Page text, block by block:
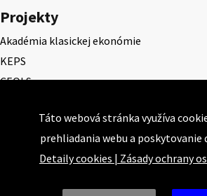
Projekty
Akadémia klasickej ekonómie
KEPS
CEQLS
Cena Ernesta Valka
Študentská esej
Deň daňového odbremenenia
Táto webová stránka využíva
prehliadania webu a poskytovanie
Detaily cookies | Zásady ochrany